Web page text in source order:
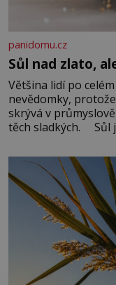
panidomu.cz
Sůl nad zlato,
Většina lidí po
nevědomky,
skrývá v
těch sladkých. Sůl
základní složky–
správné hospodaření